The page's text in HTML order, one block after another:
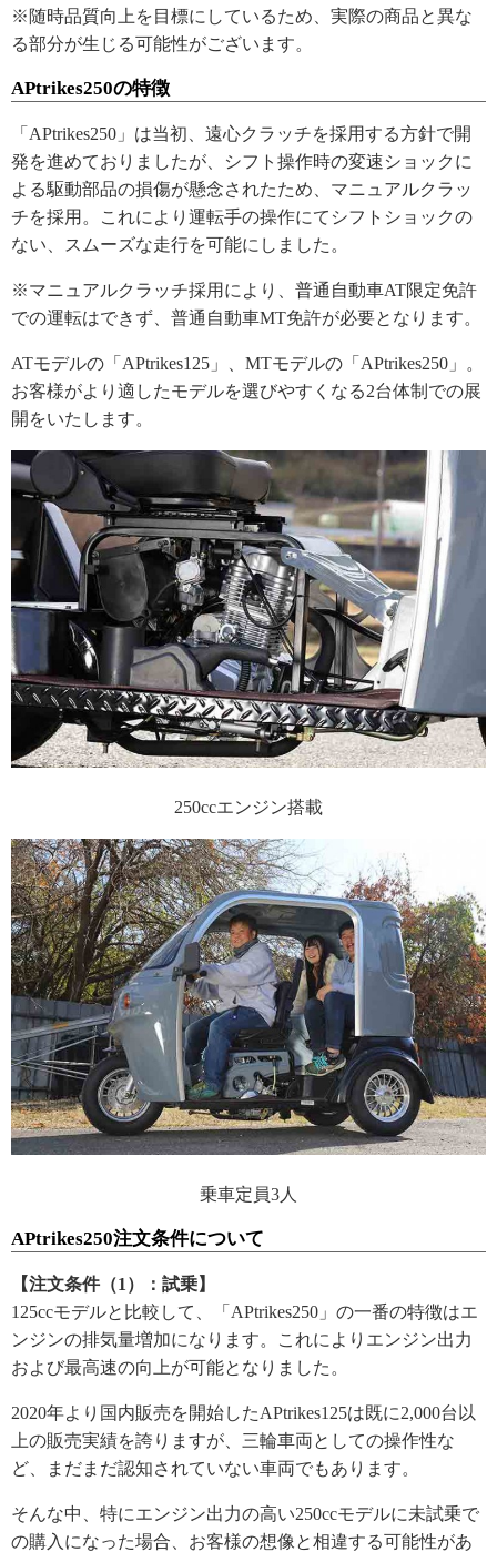
※随時品質向上を目標にしているため、実際の商品と異な
る部分が生じる可能性がございます。
APtrikes250の特徴
「APtrikes250」は当初、遠心クラッチを採用する方針で開
発を進めておりましたが、シフト操作時の変速ショックに
よる駆動部品の損傷が懸念されたため、マニュアルクラッ
チを採用。これにより運転手の操作にてシフトショックの
ない、スムーズな走行を可能にしました。
※マニュアルクラッチ採用により、普通自動車AT限定免許
での運転はできず、普通自動車MT免許が必要となります。
ATモデルの「APtrikes125」、MTモデルの「APtrikes250」。
お客様がより適したモデルを選びやすくなる2台体制での展
開をいたします。
250ccエンジン搭載
乗車定員3人
APtrikes250注文条件について
【注文条件（1）：試乗】
125ccモデルと比較して、「APtrikes250」の一番の特徴はエ
ンジンの排気量増加になります。これによりエンジン出力
および最高速の向上が可能となりました。
2020年より国内販売を開始したAPtrikes125は既に2,000台以
上の販売実績を誇りますが、三輪車両としての操作性な
ど、まだまだ認知されていない車両でもあります。
そんな中、特にエンジン出力の高い250ccモデルに未試乗で
の購入になった場合、お客様の想像と相違する可能性があ